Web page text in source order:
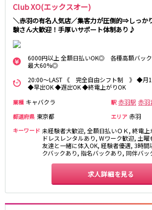
Club XO(エックスオー)
＼赤羽の有名人気店／集客力が圧倒的⇒しっか
験さん大歓迎！手厚いサポート体制あり♪
6000円以上 全額日払いOK◎ 各種高額バッ
最大60%◎
20:00～LAST 《 完全自由シフト制 》 ◆月1
◆早出OK ◆遅出OK ◆終電上がりOK
業種 キャバクラ 駅 赤羽駅 赤羽
都道府県 東京都 エリア 赤羽
キーワード 未経験者大歓迎, 全額日払いＯＫ, 終電
ドレスレンタルあり, Wワーク歓迎, 土
友達と一緒に体入OK, 経験者優遇, 3時間
クバックあり, 指名バックあり, 同伴バッ
求人詳細を見る
神奈川県
関内
川崎
厚木
横浜
平塚
福富町・伊勢佐
たまプラーザ・向ヶ丘遊園・鷺沼
元住吉・綱島
川崎中部
横浜東部
川崎北部
茅ヶ崎
桜木町
横浜西部
綾瀬・海老名・座
埼玉県
浅草橋駅
東中野駅
飯田橋駅
JR中央線(快速)
新宿駅
立川駅
吉祥寺駅
神田駅
八王子駅
中野駅
高円寺駅
荻窪駅
阿佐ヶ谷駅
三鷹駅
国分寺駅
西荻窪駅
武蔵境駅
東小金井駅
東中野駅
飯田橋駅
国立駅
豊田駅